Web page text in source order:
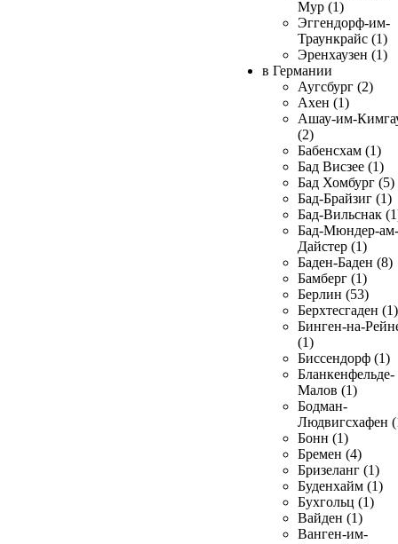
Мур (1)
Эггендорф-им-
Траункрайс (1)
Эренхаузен (1)
в Германии
Аугсбург (2)
Ахен (1)
Ашау-им-
(2)
Бабенсхам (1)
Бад Висзее (1)
Бад Хомбург (5)
Бад-Брайзиг (1)
Бад-Вильснак
Бад-Мюндер-ам-
Дайстер (1)
Баден-Баден (8)
Бамберг (1)
Берлин (53)
Берхтесгаден (1)
Бинген-на-
(1)
Биссендорф (1)
Бланкенфельде-
Малов (1)
Бодман-
Людвигсхафен
Бонн (1)
Бремен (4)
Бризеланг (1)
Буденхайм (1)
Бухгольц (1)
Вайден (1)
Ванген-им-